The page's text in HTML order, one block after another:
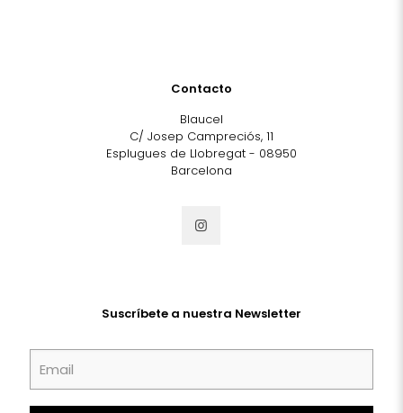
Contacto
Blaucel
C/ Josep Campreciós, 11
Esplugues de Llobregat - 08950
Barcelona
Suscríbete a nuestra Newsletter